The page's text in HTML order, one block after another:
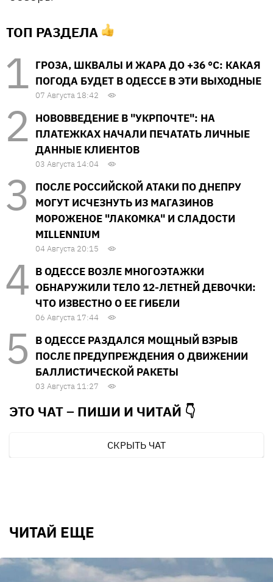
ТОП РАЗДЕЛА
ГРОЗА, ШКВАЛЫ И ЖАРА ДО +36 °С: КАКАЯ
ПОГОДА БУДЕТ В ОДЕССЕ В ЭТИ ВЫХОДНЫЕ
07 Августа 18:42
НОВОВВЕДЕНИЕ В "УКРПОЧТЕ": НА
ПЛАТЕЖКАХ НАЧАЛИ ПЕЧАТАТЬ ЛИЧНЫЕ
ДАННЫЕ КЛИЕНТОВ
03 Августа 14:04
ПОСЛЕ РОССИЙСКОЙ АТАКИ ПО ДНЕПРУ
МОГУТ ИСЧЕЗНУТЬ ИЗ МАГАЗИНОВ
МОРОЖЕНОЕ "ЛАКОМКА" И СЛАДОСТИ
MILLENNIUM
04 Августа 20:15
В ОДЕССЕ ВОЗЛЕ МНОГОЭТАЖКИ
ОБНАРУЖИЛИ ТЕЛО 12-ЛЕТНЕЙ ДЕВОЧКИ:
ЧТО ИЗВЕСТНО О ЕЕ ГИБЕЛИ
06 Августа 17:44
В ОДЕССЕ РАЗДАЛСЯ МОЩНЫЙ ВЗРЫВ
ПОСЛЕ ПРЕДУПРЕЖДЕНИЯ О ДВИЖЕНИИ
БАЛЛИСТИЧЕСКОЙ РАКЕТЫ
03 Августа 11:27
ЭТО ЧАТ – ПИШИ И ЧИТАЙ 👇
СКРЫТЬ ЧАТ
ЧИТАЙ ЕЩЕ